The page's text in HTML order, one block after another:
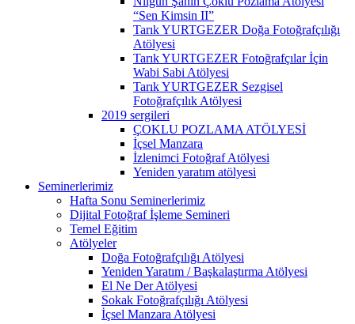
“Sen Kimsin II”
Tarık YURTGEZER Doğa Fotoğrafçılığı
Atölyesi
Tarık YURTGEZER Fotoğrafçılar İçin
Wabi Sabi Atölyesi
Tarık YURTGEZER Sezgisel
Fotoğrafçılık Atölyesi
2019 sergileri
ÇOKLU POZLAMA ATÖLYESİ
İçsel Manzara
İzlenimci Fotoğraf Atölyesi
Yeniden yaratım atölyesi
Seminerlerimiz
Hafta Sonu Seminerlerimiz
Dijital Fotoğraf İşleme Semineri
Temel Eğitim
Atölyeler
Doğa Fotoğrafçılığı Atölyesi
Yeniden Yaratım / Başkalaştırma Atölyesi
El Ne Der Atölyesi
Sokak Fotoğrafçılığı Atölyesi
İçsel Manzara Atölyesi